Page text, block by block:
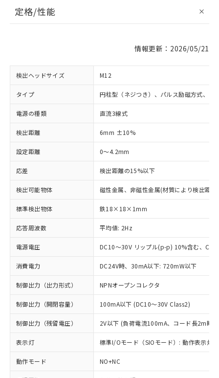
定格/性能
情報更新：2026/05/21
検出ヘッドサイズ M12
タイプ 円柱型（ネジつき）、パルス励磁方式、シ
電源の種類 直流3線式
検出距離 6mm ±10%
設定距離 0～4.2mm
応差 検出距離の15%以下
検出可能物体 磁性金属、非磁性金属(材質により検出距
標準検出物体 鉄18×18×1mm
応答周波数 平均値: 2Hz
電源電圧 DC10～30V リップル(p-p) 10%含む、
消費電力 DC24V時、30mA以下: 720mW以下
制御出力（出力形式） NPNオープンコレクタ
制御出力（開閉容量） 100mA以下 (DC10～30V Class2)
制御出力（残留電圧） 2V以下 (負荷電流100mA、コード長2m時)
表示灯 標準I/Oモード（SIOモード）: 動作表示灯(
動作モード NO+NC